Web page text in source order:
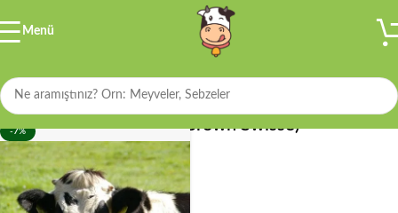
Menü
Montofon (Brown Swisse)
-7%